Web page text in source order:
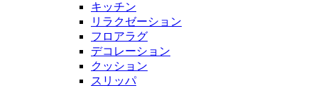
キッチン
リラクゼーション
フロアラグ
デコレーション
クッション
スリッパ